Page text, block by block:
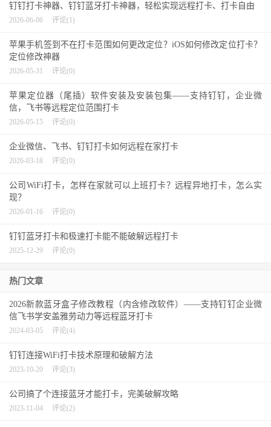
钉钉打卡神器、钉钉蓝牙打卡神器，轻松实现远程打卡、打卡自由
2026-06-06 评论(1)
苹果手机签到不在打卡范围如何更改定位？iOS如何修改定位打卡？
定位修改神器
2026-05-31 评论(0)
苹果定位器（尾插）软件安装及安装包集——支持钉钉，企业微
信，飞书等远程定位范围打卡
2026-05-15 评论(0)
企业微信、飞书、钉钉打卡如何远程在家打卡
2026-03-18 评论(0)
公司WiFi打卡，怎样在家就可以上班打卡？远程异地打卡，怎么实
现？
2026-01-16 评论(0)
钉钉蓝牙打卡和极速打卡能不能破解远程打卡
2025-12-29 评论(0)
热门文章
2026新款蓝牙盒子修改教程（内含修改软件）——支持钉钉企业微
信飞书学安盖雅劳动力等远程蓝牙打卡
2024-03-05 评论(4)
钉钉连接WiFi打卡技术原理和破解方法
2023-10-20 评论(3)
公司搞了个连接蓝牙才能打卡，完美破解攻略
2023-11-04 评论(2)